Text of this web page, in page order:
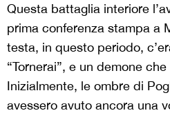
Questa battaglia interiore
prima conferenza stampa a
testa, in questo periodo,
“Tornerai”, e un demone
Inizialmente, le ombre di
avessero avuto ancora una